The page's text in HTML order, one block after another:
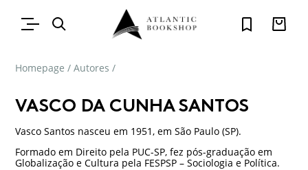
Homepage / Autores /
VASCO DA CUNHA SANTOS
Vasco Santos nasceu em 1951, em São Paulo (SP).
Formado em Direito pela PUC-SP, fez pós-graduação em
Globalização e Cultura pela FESPSP – Sociologia e Política.